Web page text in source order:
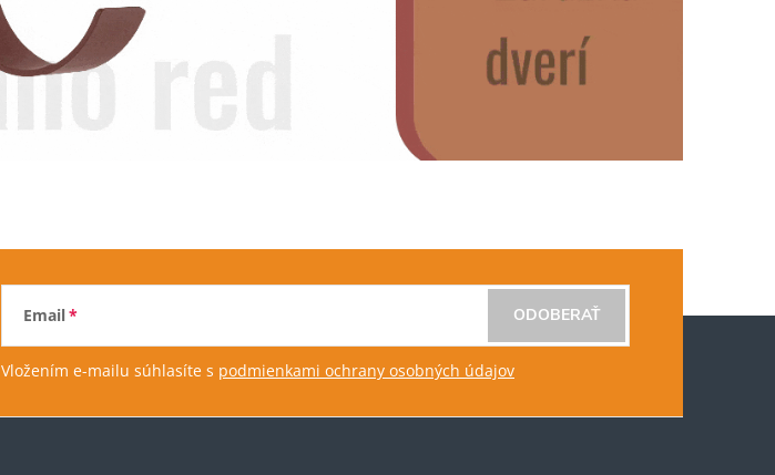
Email
Vložením e-mailu súhlasíte s podmienkami ochrany osobných údajov
ODOBERAŤ